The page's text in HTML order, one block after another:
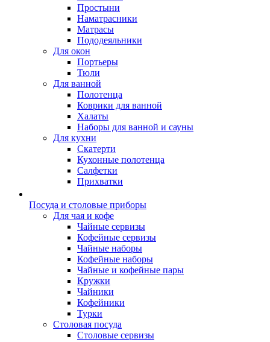
Простыни
Наматрасники
Матрасы
Пододеяльники
Для окон
Портьеры
Тюли
Для ванной
Полотенца
Коврики для ванной
Халаты
Наборы для ванной и сауны
Для кухни
Скатерти
Кухонные полотенца
Салфетки
Прихватки
Посуда и столовые приборы
Для чая и кофе
Чайные сервизы
Кофейные сервизы
Чайные наборы
Кофейные наборы
Чайные и кофейные пары
Кружки
Чайники
Кофейники
Турки
Столовая посуда
Столовые сервизы